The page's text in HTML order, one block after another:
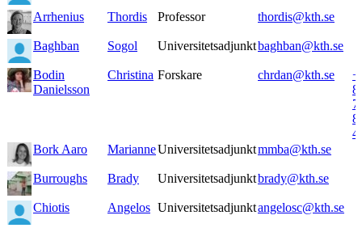
Arrhenius Thordis Professor thordis@kth.se
Baghban Sogol Universitetsadjunktbaghban@kth.se
Bodin
Danielsson
Christina Forskare chrdan@kth.se
8
Bork Aaro
MarianneUniversitetsadjunktmmba@kth.se
Burroughs Brady Universitetsadjunktbrady@kth.se
Chiotis Angelos Universitetsadjunktangelosc@kth.se